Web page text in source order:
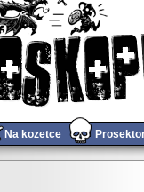
Na kozetce